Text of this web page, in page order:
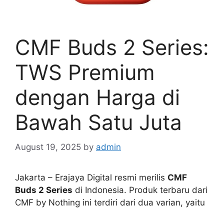
CMF Buds 2 Series:
TWS Premium
dengan Harga di
Bawah Satu Juta
August 19, 2025 by admin
Jakarta – Erajaya Digital resmi merilis CMF
Buds 2 Series di Indonesia. Produk terbaru dari
CMF by Nothing ini terdiri dari dua varian, yaitu